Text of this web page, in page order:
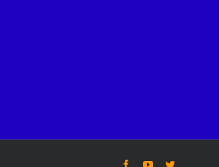
FacebookYouTubeTwitter